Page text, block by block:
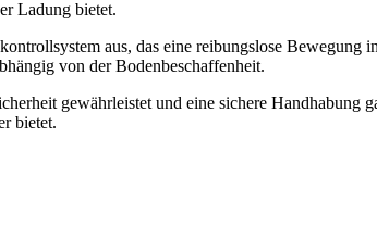
Ladung bietet.
aus, das eine reibungslose Bewegung
von der Bodenbeschaffenheit.
gewährleistet und eine sichere Handhabung
bietet.